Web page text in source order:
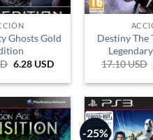
Ghosts Gold
El
original
84.159 COP.
6.28 USDEl
actual
21.056 COP.
Destiny The
17.10USD
-25%